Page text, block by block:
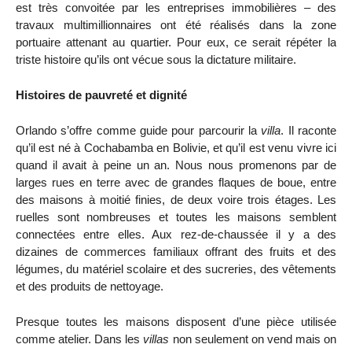
est très convoitée par les entreprises immobilières – des
travaux multimillionnaires ont été réalisés dans la zone
portuaire attenant au quartier. Pour eux, ce serait répéter la
triste histoire qu’ils ont vécue sous la dictature militaire.
Histoires de pauvreté et dignité
Orlando s’offre comme guide pour parcourir la villa. Il raconte
qu’il est né à Cochabamba en Bolivie, et qu’il est venu vivre ici
quand il avait à peine un an. Nous nous promenons par de
larges rues en terre avec de grandes flaques de boue, entre
des maisons à moitié finies, de deux voire trois étages. Les
ruelles sont nombreuses et toutes les maisons semblent
connectées entre elles. Aux rez-de-chaussée il y a des
dizaines de commerces familiaux offrant des fruits et des
légumes, du matériel scolaire et des sucreries, des vêtements
et des produits de nettoyage.
Presque toutes les maisons disposent d’une pièce utilisée
comme atelier. Dans les villas non seulement on vend mais on